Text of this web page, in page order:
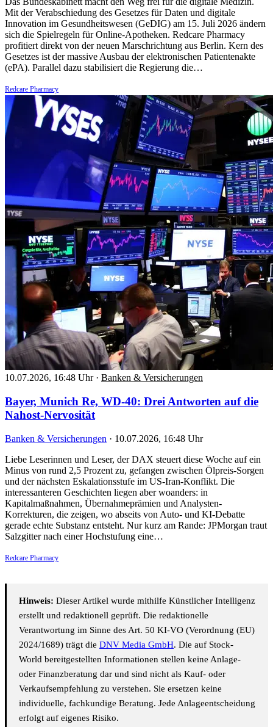
Mit der Verabschiedung des Gesetzes für Daten und digitale
Innovation im Gesundheitswesen (GeDIG) am 15. Juli 2026 ändern
sich die Spielregeln für Online-Apotheken. Redcare Pharmacy
profitiert direkt von der neuen Marschrichtung aus Berlin. Kern des
Gesetzes ist der massive Ausbau der elektronischen Patientenakte
(ePA). Parallel dazu stabilisiert die Regierung die…
Redcare Pharmacy
10.07.2026, 16:48 Uhr · Banken & Versicherungen
Bayer, Munich Re, WD-40: Drei Antworten auf die
Nahost-Nervosität
Banken & Versicherungen · 10.07.2026, 16:48 Uhr
Liebe Leserinnen und Leser, der DAX steuert diese Woche auf ein
Minus von rund 2,5 Prozent zu, gefangen zwischen Ölpreis-Sorgen
und der nächsten Eskalationsstufe im US-Iran-Konflikt. Die
interessanteren Geschichten liegen aber woanders: in
Kapitalmaßnahmen, Übernahmeprämien und Analysten-
Korrekturen, die zeigen, wo abseits von Auto- und KI-Debatte
gerade echte Substanz entsteht. Nur kurz am Rande: JPMorgan traut
Salzgitter nach einer Hochstufung eine…
Redcare Pharmacy
Hinweis: Dieser Artikel wurde mithilfe Künstlicher Intelligenz
erstellt und redaktionell geprüft. Die redaktionelle
Verantwortung im Sinne des Art. 50 KI-VO (Verordnung (EU)
2024/1689) trägt die DNV Media GmbH. Die auf Stock-
World bereitgestellten Informationen stellen keine Anlage-
oder Finanzberatung dar und sind nicht als Kauf- oder
Verkaufsempfehlung zu verstehen. Sie ersetzen keine
individuelle, fachkundige Beratung. Jede Anlageentscheidung
erfolgt auf eigenes Risiko.